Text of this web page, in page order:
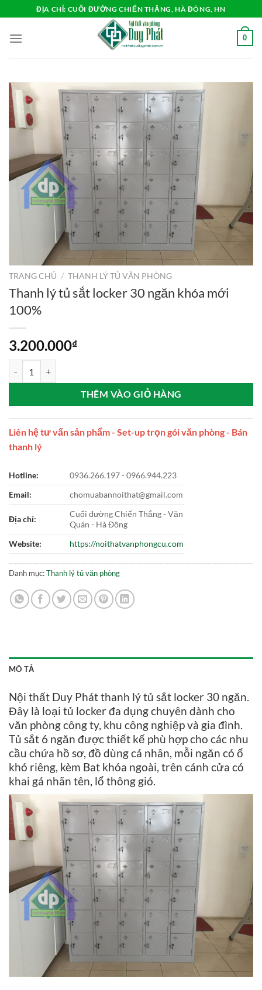
qua
nội
ĐỊA CHỈ: CUỐI ĐƯỜNG CHIẾN THẮNG, HÀ ĐÔNG, HN
0
TRANG CHỦ / THANH LÝ TỦ VĂN PHÒNG
Thanh lý tủ sắt locker 30 ngăn khóa mới
100%
3.200.000₫
THÊM VÀO GIỎ HÀNG
Liên hệ tư vấn sản phẩm - Set-up trọn gói văn phòng - Bán
thanh lý
Hotline:
0936.266.197 - 0966.944.223
Email:
chomuabannoithat@gmail.com
Địa chỉ:
Cuối đường Chiến Thắng - Văn
Quán - Hà Đông
Website:
https://noithatvanphongcu.com
Danh mục:Thanh lý tủ văn phòng
MÔ TẢ
Nội thất Duy Phát thanh lý tủ sắt locker 30 ngăn.
Đây là loại tủ locker đa dụng chuyên dành cho
văn phòng công ty, khu công nghiệp và gia đình.
Tủ sắt 6 ngăn được thiết kế phù hợp cho các nhu
cầu chứa hồ sơ, đồ dùng cá nhân, mỗi ngăn có ổ
khó riêng, kèm Bat khóa ngoài, trên cánh cửa có
khai gá nhãn tên, lổ thông gió.